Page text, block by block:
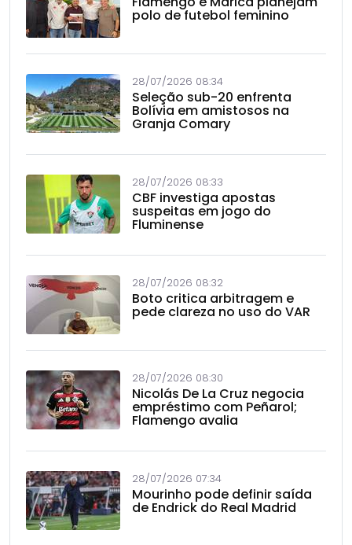
polo de futebol feminino
28/07/2026 08:34
Seleção sub-20 enfrenta
Bolívia em amistosos na
Granja Comary
28/07/2026 08:33
CBF investiga apostas
suspeitas em jogo do
Fluminense
28/07/2026 08:32
Boto critica arbitragem e
pede clareza no uso do VAR
28/07/2026 08:30
Nicolás De La Cruz negocia
empréstimo com Peñarol;
Flamengo avalia
28/07/2026 07:34
Mourinho pode definir saída
de Endrick do Real Madrid